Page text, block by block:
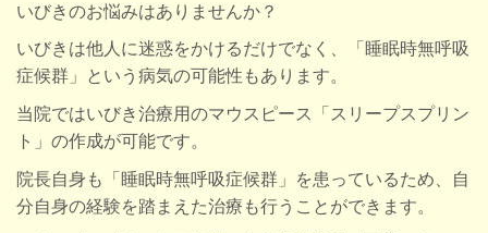
いびきのお悩みはありませんか？
いびきは他人に迷惑をかけるだけでなく、「睡眠時無呼吸
症候群」という病気の可能性もあります。
当院ではいびき治療用のマウスピース「スリープスプリン
ト」の作成が可能です。
院長自身も「睡眠時無呼吸症候群」を患っているため、自
分自身の経験を踏まえた治療も行うことができます。